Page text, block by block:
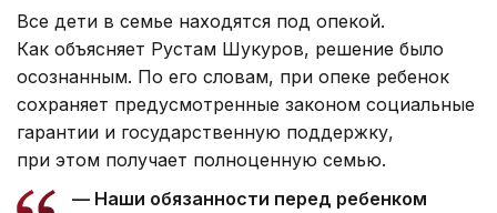
Все дети в семье находятся под опекой.
Как объясняет Рустам Шукуров, решение было
осознанным. По его словам, при опеке ребенок
сохраняет предусмотренные законом социальные
гарантии и государственную поддержку,
при этом получает полноценную семью.
— Наши обязанности перед ребенком